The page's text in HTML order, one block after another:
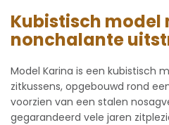
Kubistisch model
nonchalante
Model Karina is een kubistisch
zitkussens, opgebouwd rond
voorzien van een stalen
gegarandeerd vele jaren